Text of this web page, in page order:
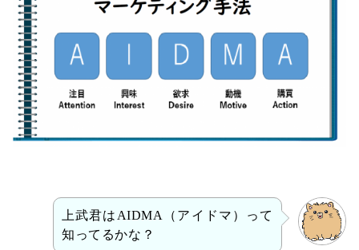
上武君はAIDMA（アイドマ）って
知ってるかな？